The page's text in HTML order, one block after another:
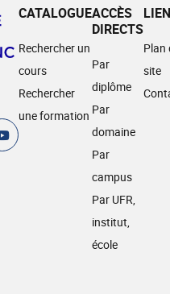
CATALOGUE
Rechercher un
cours
Rechercher
une formation
ACCÈS
DIRECTS
Par
diplôme
Par
domaine
Par
campus
Par UFR,
institut,
école
Plan
site